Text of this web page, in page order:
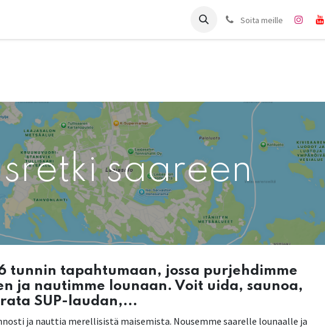
Ota yhteyttäSoita meille
saareen
tunnin tapahtumaan, jossa purjehdimme
ja nautimme lounaan. Voit uida, saunoa,
SUP-laudan,...
ja nauttia merellisistä maisemista. Nousemme saarelle lounaalle ja